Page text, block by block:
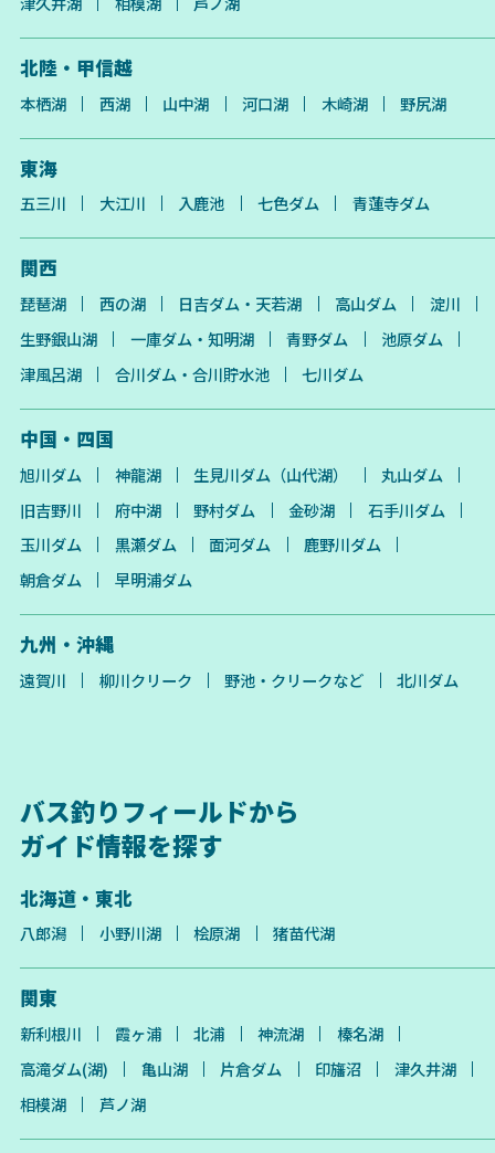
北陸・甲信越
本栖湖 西湖 山中湖 河口湖 木崎湖 野尻湖
東海
五三川 大江川 入鹿池 七色ダム 青蓮寺ダム
関西
琵琶湖 西の湖 日吉ダム・天若湖 高山ダム
淀川
生野銀山湖
一庫ダム・知明湖 青野ダム
池原ダム
津風呂湖
合川ダム・合川貯水池 七川ダム
中国・四国
旭川ダム 神龍湖 生見川ダム（山代湖）
丸山ダム
旧吉野川
府中湖 野村ダム 金砂湖
石手川ダム
玉川ダム
黒瀬ダム 面河ダム
鹿野川ダム
朝倉ダム
早明浦ダム
九州・沖縄
遠賀川 柳川クリーク 野池・クリークなど 北川ダム
バス釣りフィールドから
ガイド情報を探す
北海道・東北
八郎潟 小野川湖 桧原湖 猪苗代湖
関東
新利根川 霞ヶ浦 北浦 神流湖
榛名湖
高滝ダム(湖)
亀山湖 片倉ダム 印旛沼
津久井湖
相模湖
芦ノ湖